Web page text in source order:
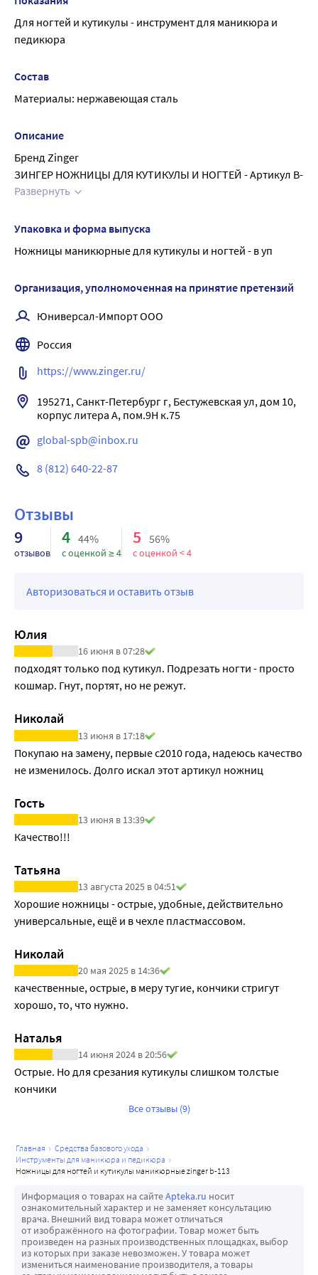
ногти металлической пилкой с абразивным слоем
Протирайте ножницы начисто после каждого
использования, избегайте повреждения лезвий.
Для ногтей и кутикулы - инструмент для маникюра и
педикюра
Состав
Материалы: нержавеющая сталь
Описание
Бренд Zinger
ЗИНГЕР НОЖНИЦЫ ДЛЯ КУТИКУЛЫ И НОГТЕЙ - Артикул B-
113
ножницы для кутикулы и ногтей, выполнены из
У инструмента аккуратная форма и удобные заострённые
ровно и плавно придать ногтям желаемую форму.
Кольца удобные и хорошо фиксируются на пальцах,
Оптимальный инструмент для ухода за ногтями в
Ножницы изготовлены из высококачественной
нержавеющей гипоаллергенной стали.
Секрет лучшего результата: используйте на распаренных
Форма лезвий изогнутая
Длина инструмента 90 мм
кутикулу и удалять лишние кусочки ногтей, не причиняя
боли или дискомфорта, а эргономичные ручки ножниц
делают их удобными как для профессиональных, так и
Развернуть
Упаковка и форма выпуска
Ножницы маникюрные для кутикулы и ногтей - в уп
Организация, уполномоченная на принятие претензий
Юниверсал-Импорт ООО
Россия
https://www.zinger.ru/
195271, Санкт-Петербург г, Бестужевская ул, дом 10,
корпус литера А, пом.9Н к.75
global-spb@inbox.ru
8 (812) 640-22-87
Отзывы
9
отзывов
4 44%
с оценкой ≥ 4
5 56%
с оценкой < 4
Авторизоваться и оставить отзыв
Юлия
16 июня в 07:28
подходят только под кутикул. Подрезать ногти - просто
кошмар. Гнут, портят, но не режут.
Николай
13 июня в 17:18
Покупаю на замену, первые с2010 года, надеюсь качество
не изменилось. Долго искал этот артикул ножниц
Гость
13 июня в 13:39
Качество!!!
Татьяна
13 августа 2025 в 04:51
Хорошие ножницы - острые, удобные, действительно
универсальные, ещё и в чехле пластмассовом.
Николай
20 мая 2025 в 14:36
качественные, острые, в меру тугие, кончики стригут
хорошо, то, что нужно.
Наталья
14 июня 2024 в 20:56
Острые. Но для срезания кутикулы слишком толстые
кончики
Все отзывы (9)
главная
средства базового ухода
инструменты для маникюра и педикюра
ножницы для ногтей и кутикулы маникюрные zinger b-113
Информация о товарах на сайтеApteka.ru носит
ознакомительный характер и не заменяет консультацию
врача. Внешний вид товара может отличаться
от изображённого на фотографии. Товар может быть
произведен на разных производственных площадках, выбор
из которых при заказе невозможен. У товара может
измениться наименование производителя, а товары